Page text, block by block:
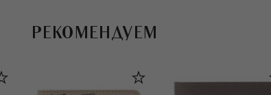
РЕКОМЕНДУЕМ